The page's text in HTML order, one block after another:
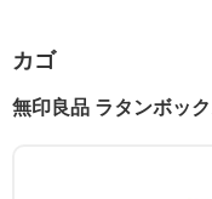
カゴ
無印良品 ラタンボッ